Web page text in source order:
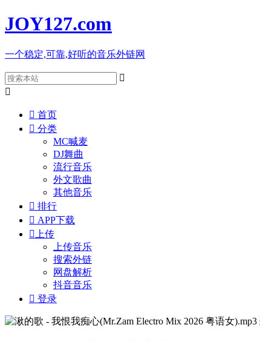
JOY127.com
一个稳定,可靠,好听的音乐外链网


 首页
 分类
MC喊麦
DJ舞曲
流行音乐
外文歌曲
其他音乐
 排行
 APP下载
 上传
上传音乐
搜索外链
网盘解析
抖音音乐
 登录